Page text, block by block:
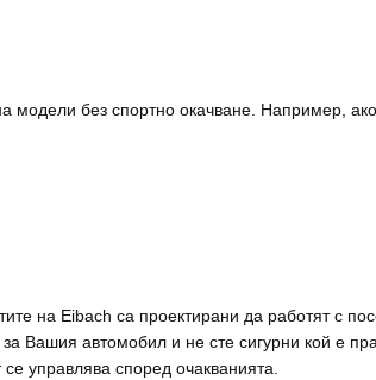
модели без спортно окачване. Например,
на Eibach са проектирани да работят с
Вашия автомобил и не сте сигурни кой е
управлява според очакванията.